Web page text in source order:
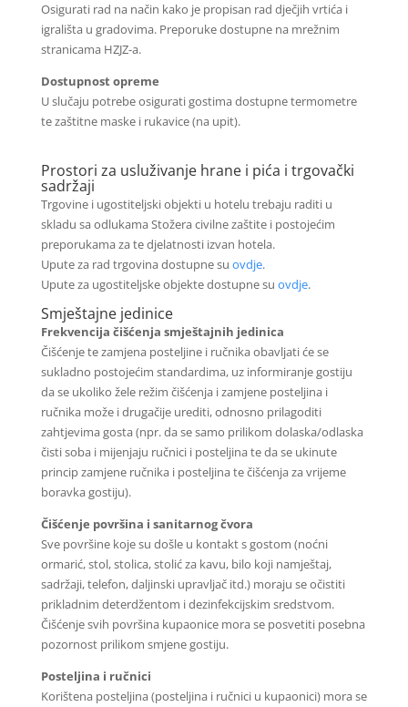
Osigurati rad na način kako je propisan rad dječjih vrtića i
igrališta u gradovima. Preporuke dostupne na mrežnim
stranicama HZJZ-a.
Dostupnost opreme
U slučaju potrebe osigurati gostima dostupne termometre
te zaštitne maske i rukavice (na upit).
Prostori za usluživanje hrane i pića i trgovački
sadržaji
Trgovine i ugostiteljski objekti u hotelu trebaju raditi u
skladu sa odlukama Stožera civilne zaštite i postojećim
preporukama za te djelatnosti izvan hotela.
Upute za rad trgovina dostupne su ovdje.
Upute za ugostiteljske objekte dostupne su ovdje.
Smještajne jedinice
Frekvencija čišćenja smještajnih jedinica
Čišćenje te zamjena posteljine i ručnika obavljati će se
sukladno postojećim standardima, uz informiranje gostiju
da se ukoliko žele režim čišćenja i zamjene posteljina i
ručnika može i drugačije urediti, odnosno prilagoditi
zahtjevima gosta (npr. da se samo prilikom dolaska/odlaska
čisti soba i mijenjaju ručnici i posteljina te da se ukinute
princip zamjene ručnika i posteljina te čišćenja za vrijeme
boravka gostiju).
Čišćenje površina i sanitarnog čvora
Sve površine koje su došle u kontakt s gostom (noćni
ormarić, stol, stolica, stolić za kavu, bilo koji namještaj,
sadržaji, telefon, daljinski upravljač itd.) moraju se očistiti
prikladnim deterdžentom i dezinfekcijskim sredstvom.
Čišćenje svih površina kupaonice mora se posvetiti posebna
pozornost prilikom smjene gostiju.
Posteljina i ručnici
Korištena posteljina (posteljina i ručnici u kupaonici) mora se